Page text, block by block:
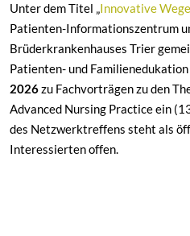
Unter dem Titel „Innovative
Patienten-Informationszentrum
Brüderkrankenhauses Trier
Patienten- und Familienedukation
2026zu Fachvorträgen zu den
Advanced Nursing Practice ein
des Netzwerktreffens steht als
Interessierten offen.